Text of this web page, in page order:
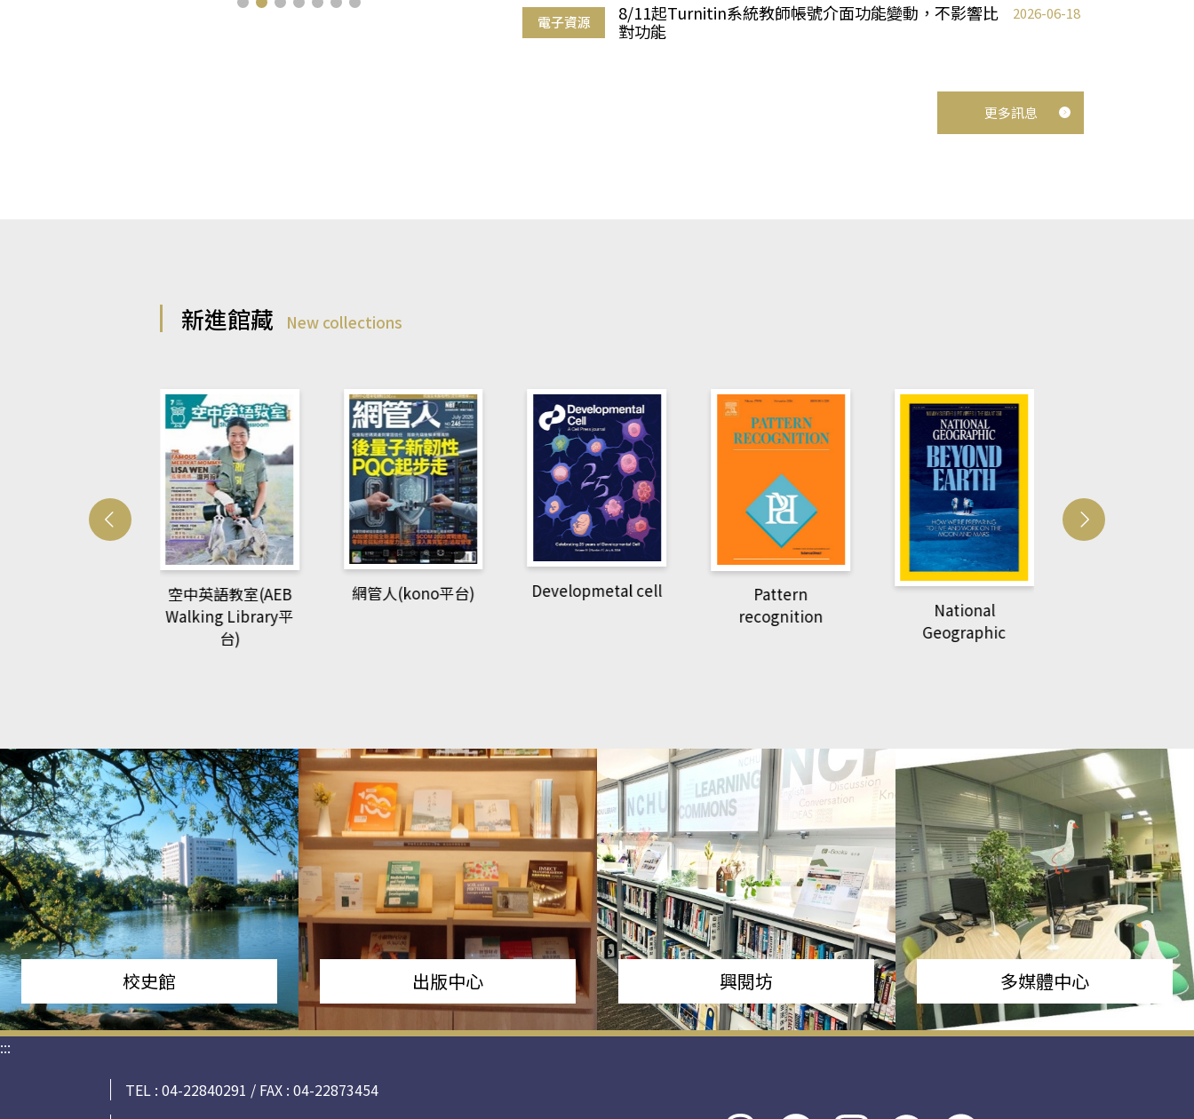
電子資源
8/11起Turnitin系統教師帳號介面功能變動，不影響比
對功能
2026-06-18
更多訊息
新進館藏 New collections
網管人(kono平台) Developmetal cell
Pattern
National
Geographic
Harvard Business
Review
校史館 出版中心 興閱坊 多媒體中心
:::
TEL : 04-22840291 / FAX : 04-22873454